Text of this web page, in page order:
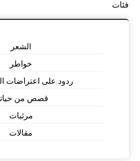
فئات
الشعر
خواطر
ردود على اعتراضات
قصص من
مرئيات
مقالات